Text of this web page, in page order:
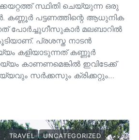
സ്ഥിതി ചെയ്യുന്ന ഒരു
കണ്ണൂർ പട്ടണത്തിന്റെ ആധുനിക
പോർച്ചുഗീസുകാർ മലബാറിൽ
പ്രശസ്ത നാടൻ
കളിയാടുന്നത് കണ്ണൂർ
കാണണമെങ്കിൽ ഇവിടേക്ക്
സര്‍ക്കസും ക്രിക്കറ്റും…
TRAVEL UNCATEGORIZED